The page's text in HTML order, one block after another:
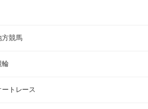
方競馬
輪
トレース